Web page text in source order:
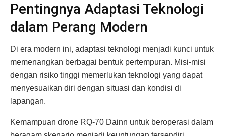
Pentingnya Adaptasi Teknologi
dalam Perang Modern
Di era modern ini, adaptasi teknologi menjadi kunci untuk
memenangkan berbagai bentuk pertempuran. Misi-misi
dengan risiko tinggi memerlukan teknologi yang dapat
menyesuaikan diri dengan situasi dan kondisi di
lapangan.
Kemampuan drone RQ-70 Dainn untuk beroperasi dalam